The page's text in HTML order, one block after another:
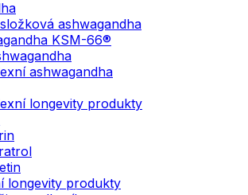
ashwagandha
KSM-66®
ashwagandha
longevity produkty
longevity produkty